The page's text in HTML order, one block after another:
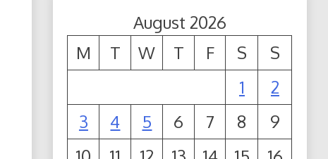
August 2026
M
T W T F S
S
1
2
3
4 5 6 7 8
9